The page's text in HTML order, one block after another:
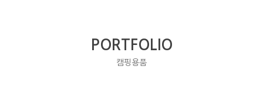
PORTFOLIO
캠핑용품